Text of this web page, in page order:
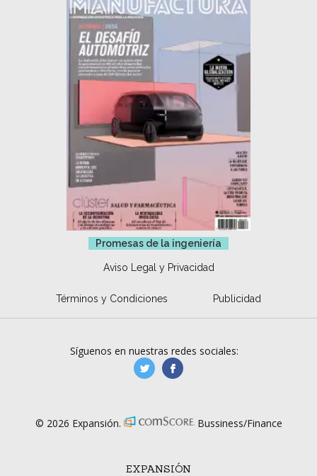
Promesas de la ingeniería
Aviso Legal y Privacidad
Términos y Condiciones Publicidad
EXPANSIÓN
Síguenos en nuestras redes sociales:
manufacturaGE
© 2026 Expansión. Bussiness/Finance